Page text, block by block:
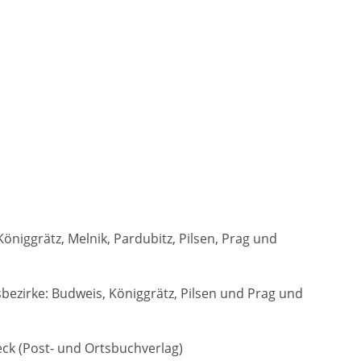
Melnik, Pardubitz, Pilsen, Prag und
Budweis, Königgrätz, Pilsen und Prag und
(Post- und Ortsbuchverlag)
Adresse: 02689 Sohland Spree
KontaktOpens
in